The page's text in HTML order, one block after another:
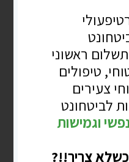
ברצלונה ,פירנצה,
על בתי
אנו מקיימים את